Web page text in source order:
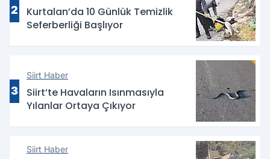
2
Kurtalan’da 10 Günlük Temizlik
Seferberliği Başlıyor
3
Siirt Haber
Siirt’te Havaların Isınmasıyla
Yılanlar Ortaya Çıkıyor
Siirt Haber